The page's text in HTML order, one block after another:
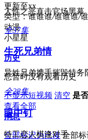
更新至xx
类型：谁谁谁/谁谁谁/
动漫
小星星
历史
您暂时没有观看历史
不显示短视频 清空 是
查看全部
消息
全部标记为已读 全部
人性之恶直击官场黑幕
全37集
生死兄弟情
异姓兄弟携手摧毁特务
全28集
眼中钉
特工恋人棋逢对手